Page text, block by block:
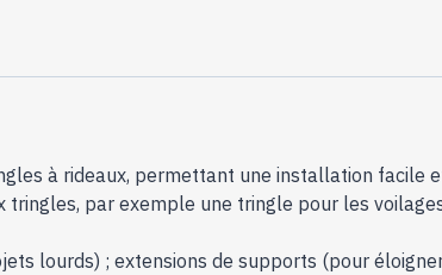
à rideaux, permettant une installation facile
par exemple une tringle pour les
lourds) ; extensions de supports (pour